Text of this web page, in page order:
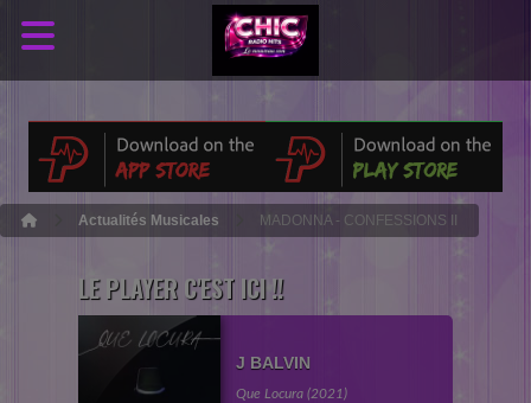
Actualités Musicales MADONNA - CONFESSIONS II
LE PLAYER C'EST ICI !!
J BALVIN
Que Locura (2021)